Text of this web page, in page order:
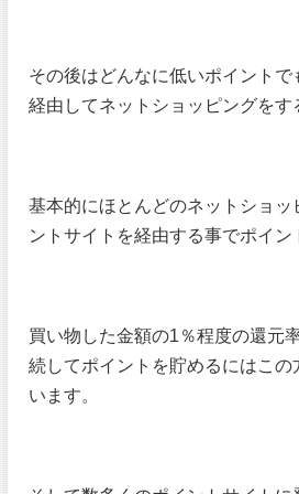
その後はどんなに低いポイントで
経由してネットショッピングをす
基本的にほとんどのネットショッ
ントサイトを経由する事でポイン
買い物した金額の1％程度の還元
続してポイントを貯めるにはこの
います。